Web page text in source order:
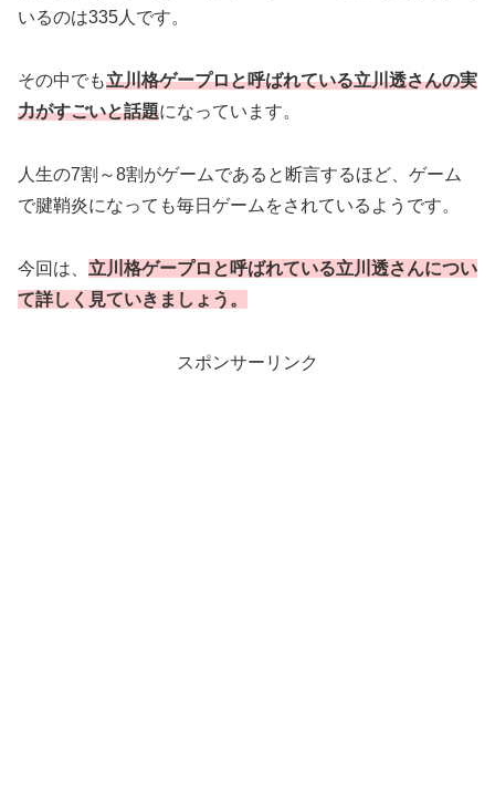
いるのは335人です。
その中でも立川格ゲープロと呼ばれている立川透さんの実
力がすごいと話題になっています。
人生の7割～8割がゲームであると断言するほど、ゲーム
で腱鞘炎になっても毎日ゲームをされているようです。
今回は、 立川格ゲープロと呼ばれている立川透さんについ
て詳しく見ていきましょう。
スポンサーリンク